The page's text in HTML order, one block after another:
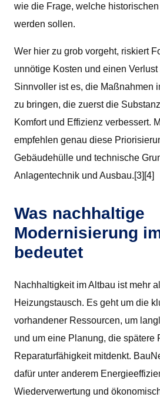
wie die Frage, welche
werden sollen.
Wer hier zu grob vorgeht, riskiert
unnötige Kosten und einen Verlust
Sinnvoller ist es, die Maßnahmen
zu bringen, die zuerst die
Komfort und Effizienz verbessert.
empfehlen genau diese
Gebäudehülle und technische
Anlagentechnik und Ausbau.[3][4]
Was nachhaltige
Modernisierung
bedeutet
Nachhaltigkeit im Altbau ist mehr
Heizungstausch. Es geht um die
vorhandener Ressourcen, um
und um eine Planung, die spätere
Reparaturfähigkeit mitdenkt.
dafür unter anderem
Wiederverwertung und